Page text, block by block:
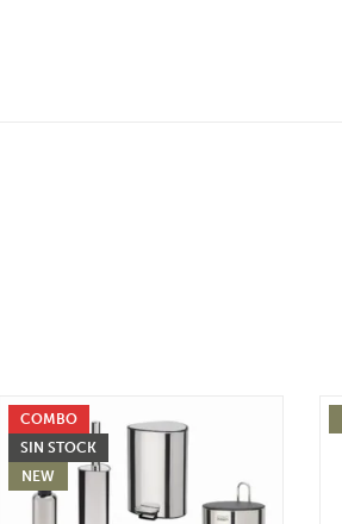
COMBO
SIN STOCK
NEW